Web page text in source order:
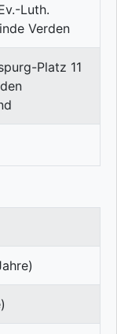
Platz 11